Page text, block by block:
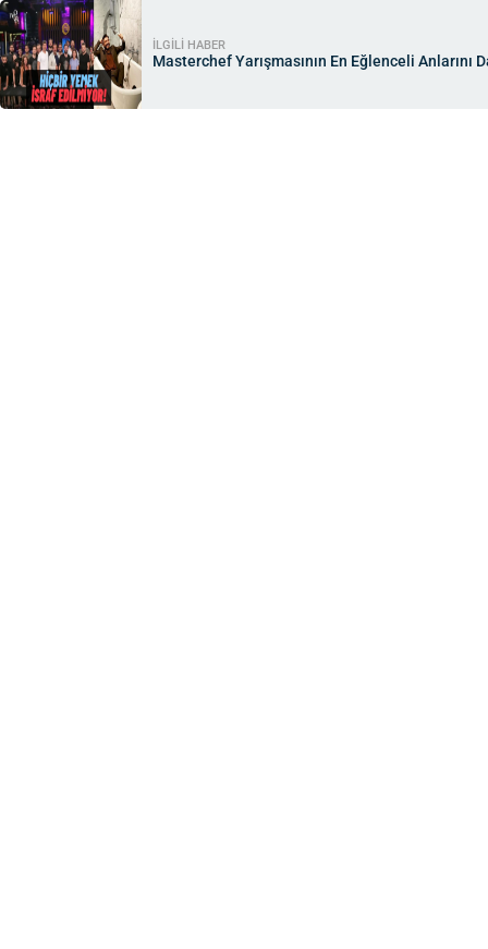
İLGİLİ HABER
Masterchef Yarışmasının En Eğlenceli